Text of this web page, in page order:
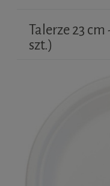
Talerze 23
szt.)